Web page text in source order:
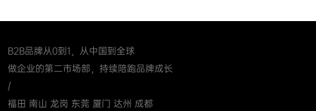
B2B品牌从0到1，从中国到全球
做企业的第二市场部，持续陪跑品牌成长
/
福田 南山 龙岗 东莞 厦门 达州 成都